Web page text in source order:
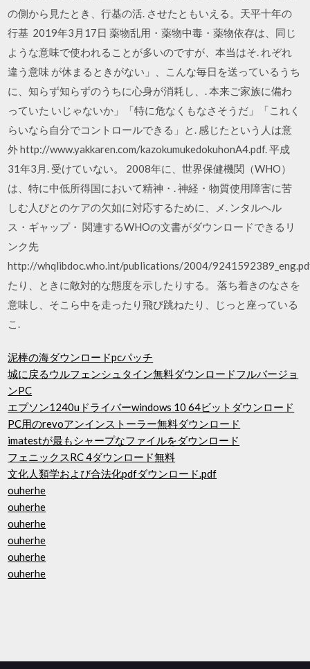
の側から見たとき、行基の活. させたともいえる。天平十年の
行基 2019年3月17日 薬物乱用・薬物中毒・薬物依存は、同じ
ような意味で使われることが多いのですが、本当はそ. れぞれ
違う意味 が休まるときがない」、こんな毎日を送っているうち
に、知らず知らずのうちに心身が消耗し、. 本来ご家族に備わ
っていた いじゃないか」「特に危なくもなさそうだ」「これく
らいなら自分でコントロールできる」と. 感じたという人は意
外 http://www.yakkaren.com/kazokumukedokuhonA4.pdf. 平成
31年3月. 受けていない。 2008年に、世界保健機関（WHO）
は、特に中低所得国において精神・. 神経・物質使用障害に苦
しむ人びとのケアの欠如に対応するために、メ. ンタルヘル
ス・ギャップ・ 関連するWHOの文書がダウンロードできるリ
ンク先
http://whqlibdoc.who.int/publications/2004/
たり、ときに敵対的な態度を示したりする。 落ち着きのなさを
意味し、そこら中を走ったり飛び跳ねたり、じっと座っている
こ.
泥棒の海ダウンロードpcパッチ
城に戻るウルフェンシュタイン無料ダウンロードフルバージョ
ンPC
エプソン1240uドライバーwindows 10 64ビットダウンロード
PC用のrevoアンインストーラー無料ダウンロード
imatestが最もシャープなファイルをダウンロード
フェニックスRC 4ダウンロード無料
文化人類学および合法化pdfダウンロード.pdf
ouherhe
ouherhe
ouherhe
ouherhe
ouherhe
ouherhe